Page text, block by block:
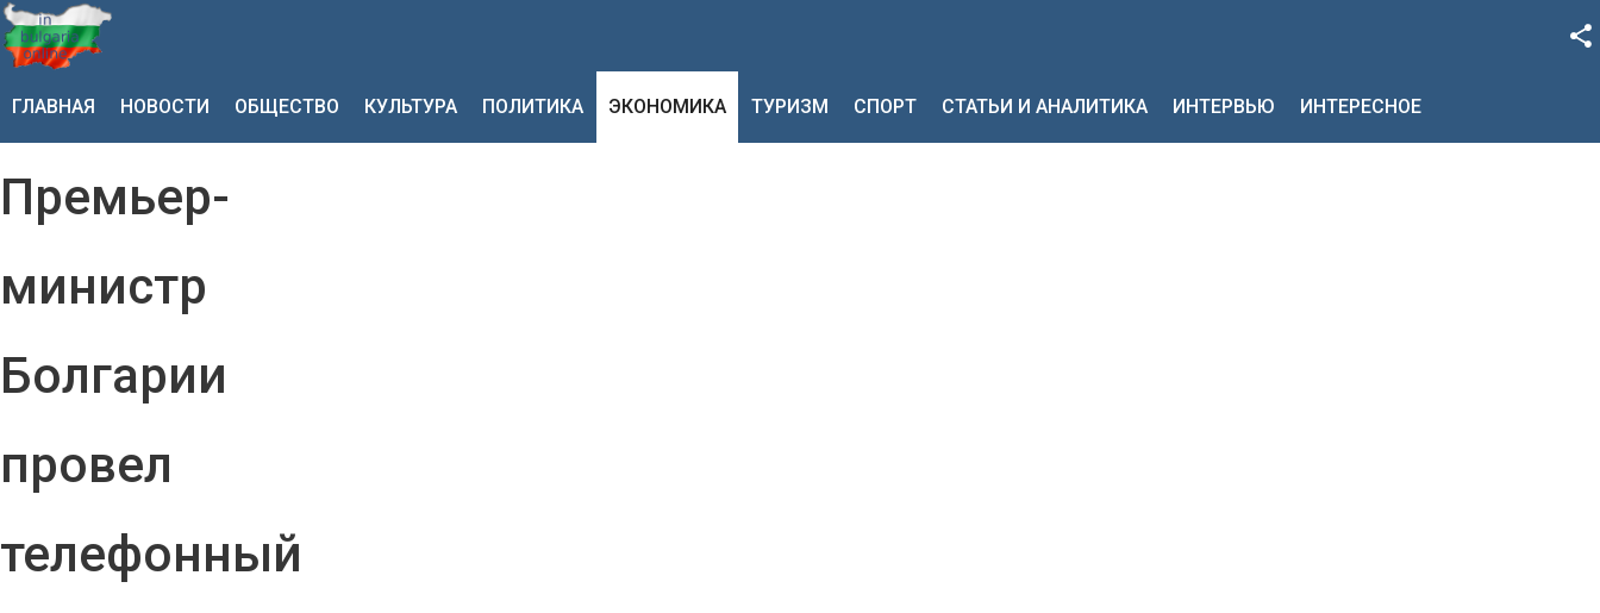
Google+
ГЛАВНАЯ НОВОСТИ ОБЩЕСТВО КУЛЬТУРА ПОЛИТИКА ЭКОНОМИКА ТУРИЗМ СПОРТ СТАТЬИ И АНАЛИТИКА ИНТЕРВЬЮ ИНТЕРЕСНОЕ
Премьер-
министр
Болгарии
провел
телефонный